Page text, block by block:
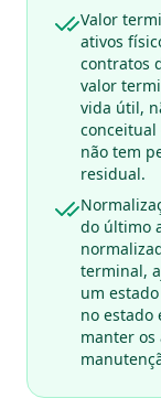
Valor
ativos
contratos
valor
vida útil,
conceitual
não tem
residual.
do último
terminal,
um
no estado
manter os